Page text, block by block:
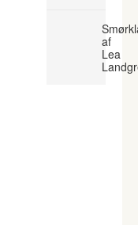
af
Lea